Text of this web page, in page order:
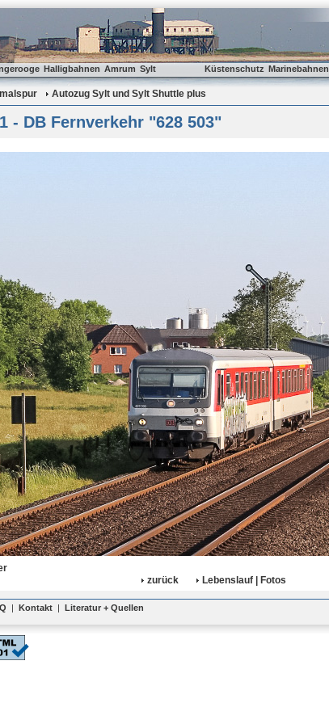
Halligbahnen Amrum Sylt Küstenschutz Marinebahnen
Autozug Sylt und Sylt Shuttle plus
- DB Fernverkehr "628 503"
zurück
Lebenslauf | Fotos
| Kontakt | Literatur + Quellen